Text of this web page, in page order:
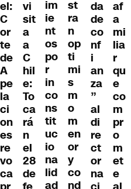
el:
C
or
te
de
A
pe
la
ci
on
es
re
vo
ca
vi
sit
a
a
C
hil
e:
To
ca
rá
n
el
28
de
im
ie
nt
os
po
r
in
co
ns
tit
uc
io
na
lid
ad
st
ra
n
op
ti
mi
s
m
o
m
en
or
y
co
nd
da
de
co
nf
i
an
za
”
al
di
re
ct
or
na
af
a
mi
lia
r
qu
e
co
m
pr
o
m
et
e